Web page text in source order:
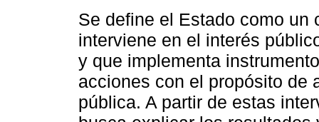
Se define el Estado como un
interviene en el interés
y que implementa
acciones con el propósito de
pública. A partir de estas